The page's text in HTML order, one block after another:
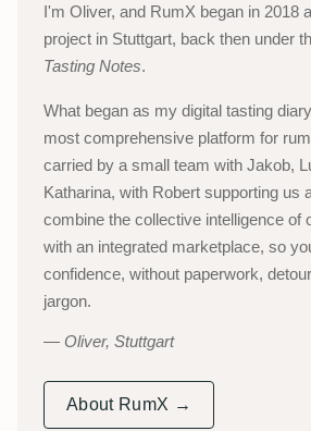
I'm Oliver, and RumX began in 2018
project in Stuttgart, back then under
Tasting Notes.
What began as my digital tasting
most comprehensive platform for
carried by a small team with Jakob,
Katharina, with Robert supporting us
combine the collective intelligence of
with an integrated marketplace, so
confidence, without paperwork,
jargon.
Oliver, Stuttgart
About RumX →